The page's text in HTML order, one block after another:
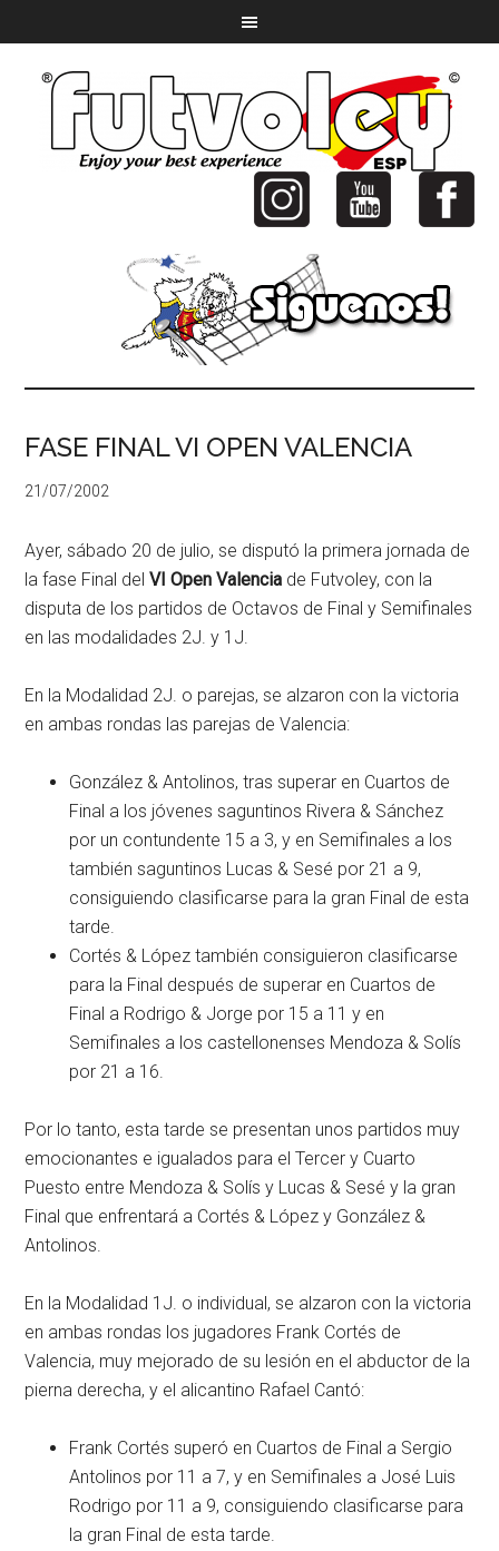
FASE FINAL VI OPEN VALENCIA
21/07/2002
Ayer, sábado 20 de julio, se disputó la primera jornada de
la fase Final delVI Open Valencia de Futvoley, con la
disputa de los partidos de Octavos de Final y Semifinales
en las modalidades 2J. y 1J.
En la Modalidad 2J. o parejas, se alzaron con la victoria
en ambas rondas las parejas de Valencia:
González & Antolinos, tras superar en Cuartos de
Final a los jóvenes saguntinos Rivera & Sánchez
por un contundente 15 a 3, y en Semifinales a los
también saguntinos Lucas & Sesé por 21 a 9,
consiguiendo clasificarse para la gran Final de esta
tarde.
Cortés & López también consiguieron clasificarse
para la Final después de superar en Cuartos de
Final a Rodrigo & Jorge por 15 a 11 y en
Semifinales a los castellonenses Mendoza & Solís
por 21 a 16.
Por lo tanto, esta tarde se presentan unos partidos muy
emocionantes e igualados para el Tercer y Cuarto
Puesto entre Mendoza & Solís y Lucas & Sesé y la gran
Final que enfrentará a Cortés & López y González &
Antolinos.
En la Modalidad 1J. o individual, se alzaron con la victoria
en ambas rondas los jugadores Frank Cortés de
Valencia, muy mejorado de su lesión en el abductor de la
pierna derecha, y el alicantino Rafael Cantó:
Frank Cortés superó en Cuartos de Final a Sergio
Antolinos por 11 a 7, y en Semifinales a José Luis
Rodrigo por 11 a 9, consiguiendo clasificarse para
la gran Final de esta tarde.